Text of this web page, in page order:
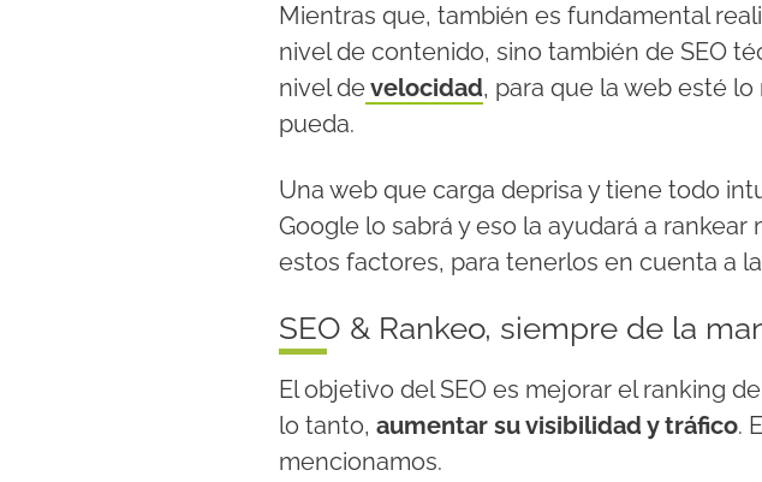
Mientras que, también es fundamental
nivel de contenido, sino también de SEO
nivel de velocidad, para que la web esté
pueda.
Una web que carga deprisa y tiene todo
Google lo sabrá y eso la ayudará a
estos factores, para tenerlos en cuenta a
SEO & Rankeo, siempre de la
El objetivo del SEO es mejorar el ranking
lo tanto, aumentar su visibilidad y tráfico.
mencionamos.